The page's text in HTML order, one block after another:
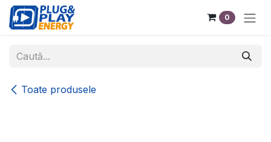
Sari la conținut
0
Toate produsele